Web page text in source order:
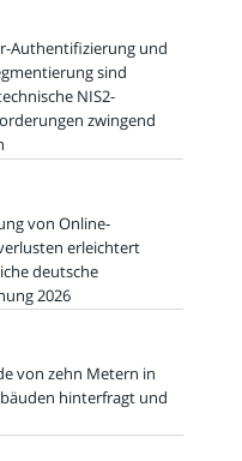
Authentifizierung und
sind
NIS2-
zwingend
von Online-
erleichtert
deutsche
2026
von zehn Metern in
hinterfragt und